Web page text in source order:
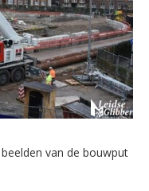
van de bouwput